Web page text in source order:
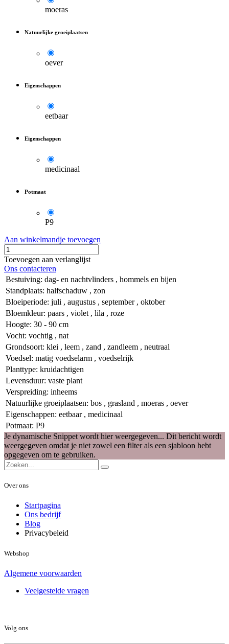
moeras
Natuurlijke groeiplaatsen
oever
Eigenschappen
eetbaar
Eigenschappen
medicinaal
Potmaat
P9
Aan winkelmandje toevoegen
Toevoegen aan verlanglijst
Ons contacteren
Bestuiving: dag- en nachtvlinders , hommels en bijen
Standplaats: halfschaduw , zon
Bloeiperiode: juli , augustus , september, oktober
Bloemkleur: paars , violet , lila , roze
Hoogte: 30 - 90 cm
Vocht: vochtig , nat
Grondsoort: klei , leem , zand , zandleem , neutraal
Voedsel: matig voedselarm , voedselrijk
Planttype: kruidachtigen
Levensduur: vaste plant
Verspreiding: inheems
Natuurlijke groeiplaatsen: bos , grasland , moeras , oever
Eigenschappen: eetbaar, medicinaal
Potmaat: P9
Je dynamische Snippet wordt hier weergegeven... Dit bericht wordt
weergegeven omdat je niet zowel een filter als een sjabloon hebt
opgegeven om te gebruiken.
Over ons
Startpagina
Ons bedrijf
Blog
Privacybeleid
Webshop
Algemene voorwaarden
Veelgestelde vragen
Volg ons